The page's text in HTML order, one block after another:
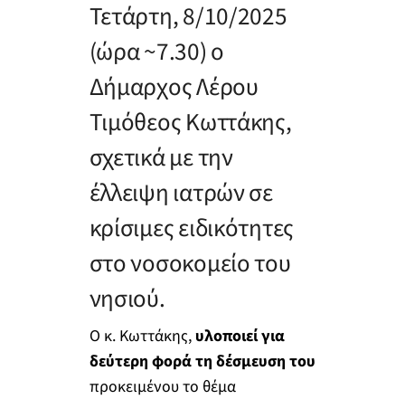
Τετάρτη, 8/10/2025
(ώρα ~7.30) ο
Δήμαρχος Λέρου
Τιμόθεος Κωττάκης,
σχετικά με την
έλλειψη ιατρών σε
κρίσιμες ειδικότητες
στο νοσοκομείο του
νησιού.
Ο κ. Κωττάκης,υλοποιεί για
δεύτερη φορά τη δέσμευση του
προκειμένου το θέμα